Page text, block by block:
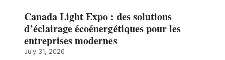
Canada Light Expo : des solutions
d’éclairage écoénergétiques pour les
entreprises modernes
July 31, 2026